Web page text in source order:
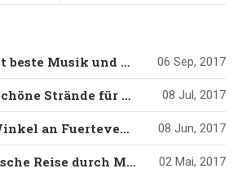
September bringt beste Musik und Kultur auf Mallorca 06 Sep, 2017
Unvorstellbare schöne Strände für Liebhaber unberührter Natur 08 Jul, 2017
Die schönsten Winkel an Fuerteventuras Stränden 08 Jun, 2017
Eine gastronomische Reise durch Mallorcas Südosten 02 Mai, 2017